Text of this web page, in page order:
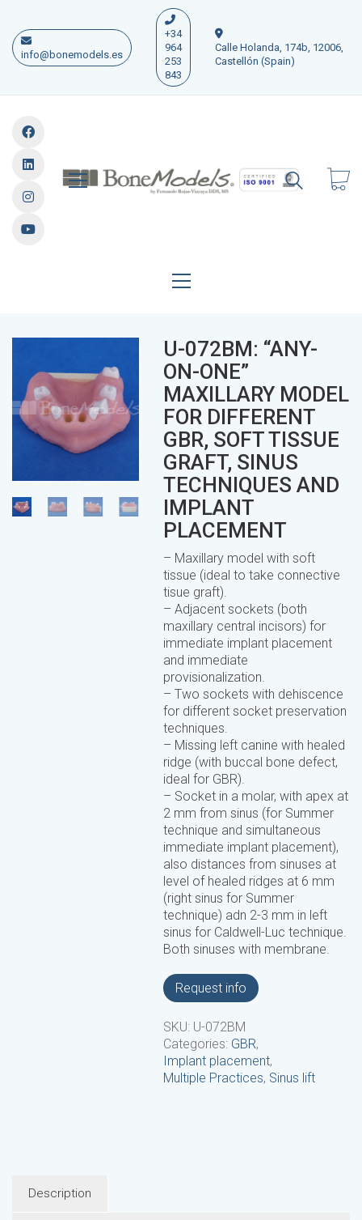
info@bonemodels.es
+34
964
253
843
Calle Holanda, 174b, 12006,
Castellón (Spain)
U-072BM: “ANY-
ON-ONE”
MAXILLARY MODEL
FOR DIFFERENT
GBR, SOFT TISSUE
GRAFT, SINUS
TECHNIQUES AND
IMPLANT
PLACEMENT
– Maxillary model with soft
tissue (ideal to take connective
tisue graft).
– Adjacent sockets (both
maxillary central incisors) for
immediate implant placement
and immediate
provisionalization.
– Two sockets with dehiscence
for different socket preservation
techniques.
– Missing left canine with healed
ridge (with buccal bone defect,
ideal for GBR).
– Socket in a molar, with apex at
2 mm from sinus (for Summer
technique and simultaneous
immediate implant placement),
also distances from sinuses at
level of healed ridges at 6 mm
(right sinus for Summer
technique) adn 2-3 mm in left
sinus for Caldwell-Luc technique.
Both sinuses with membrane.
Request info
SKU: U-072BM
Categories: GBR,
Implant placement,
Multiple Practices, Sinus lift
Description